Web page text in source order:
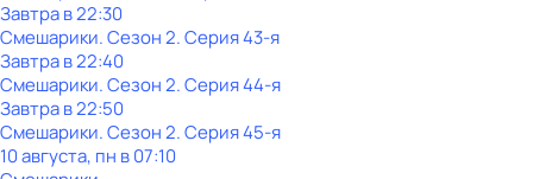
Завтра в 22:30
Смешарики. Сезон 2. Серия 43-я
Завтра в 22:40
Смешарики. Сезон 2. Серия 44-я
Завтра в 22:50
Смешарики. Сезон 2. Серия 45-я
10 августа, пн в 07:10